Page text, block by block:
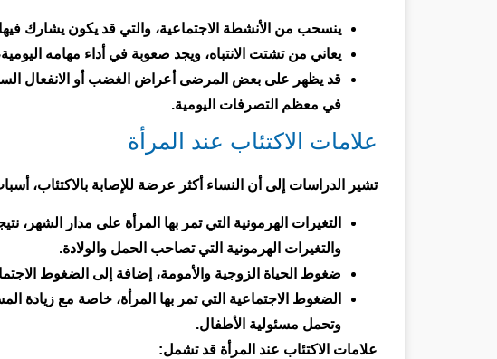
ينسحب من الأنشطة الاجتماعية، والتي قد يكون يشارك
يعاني من تشتت الانتباه، ويجد صعوبة في أداء مهامه
قد يظهر على بعض المرضى أعراض الغضب أو الانفعال
في معظم التصرفات اليومية.
علامات الاكتئاب عند المرأة
تشير الدراسات إلى أن النساء أكثر عرضة للإصابة بالاكتئاب،
التغيرات الهرمونية التي تمر بها المرأة على مدار الشهر،
والتغيرات الهرمونية التي تصاحب الحمل والولادة.
ضغوط الحياة الزوجية والأمومة، إضافة إلى الضغوط
الضغوط الاجتماعية التي تمر بها المرأة، خاصة مع زيادة
وتحمل مسئولية الأطفال.
علامات الاكتئاب عند المرأة قد تشمل: